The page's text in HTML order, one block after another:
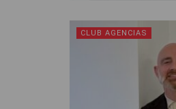
CLUB AGENCIAS